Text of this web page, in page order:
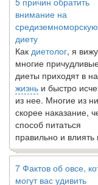
внимание на
средиземноморскую
диету
Какдиетолог
многие
диеты приходят в
жизньи быстро
из нее. Многие из
скорее наказание,
способ питаться
правильно и влиять
могут вас удивить